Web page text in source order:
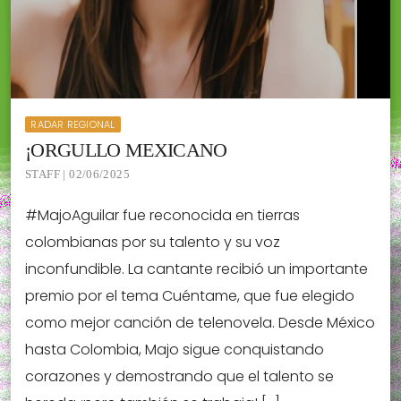
RADAR REGIONAL
¡ORGULLO MEXICANO
STAFF | 02/06/2025
#MajoAguilar fue reconocida en tierras
colombianas por su talento y su voz
inconfundible. La cantante recibió un importante
premio por el tema Cuéntame, que fue elegido
como mejor canción de telenovela. Desde México
hasta Colombia, Majo sigue conquistando
corazones y demostrando que el talento se